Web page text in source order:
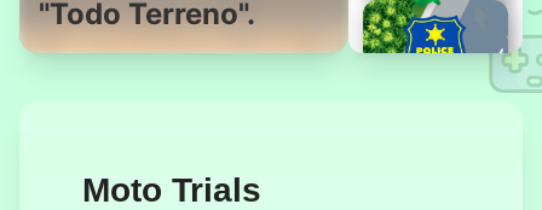
"Todo Terreno".
Moto Trials